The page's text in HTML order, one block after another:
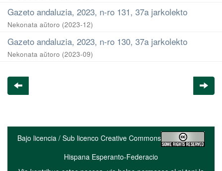
Gazeto andaluzia, 2023, n-ro 131, 37a jarkolekto
Nekonata aŭtoro (2023-12)
Gazeto andaluzia, 2023, n-ro 130, 37a jarkolekto
Nekonata aŭtoro (2023-09)
Bajo licencia / Sub licenco Creative Commons
Hispana Esperanto-Federacio